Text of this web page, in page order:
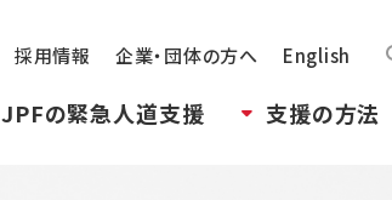
採用情報 企業・団体の方へ English
JPFの緊急人道支援 支援の方法